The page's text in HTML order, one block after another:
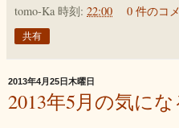
tomo-Ka 時刻: 22:00 0 件のコ
共有
2013年4月25日木曜日
2013年5月の気に